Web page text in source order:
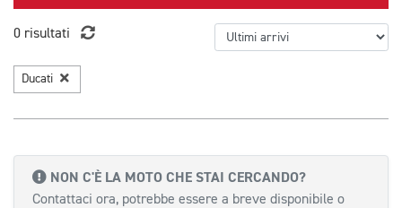
0 risultati
Ducati
NON C'È LA MOTO CHE STAI CERCANDO?
Contattaci ora, potrebbe essere a breve disponibile o